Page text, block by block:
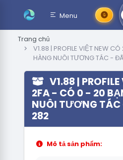
Menu
Trang chủ
V1.88 | PROFILE VIỆT NEW
HÀNG NUÔI TƯƠNG TÁC -
V1.88 |
2FA - CÓ 0 - 20
NUÔI TƯƠNG
282
Mô tả sản phẩm: